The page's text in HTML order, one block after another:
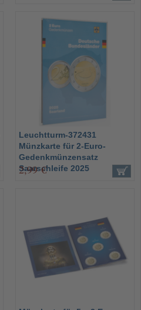
Leuchtturm-372431
Münzkarte für 2-Euro-
Gedenkmünzensatz
Saarschleife 2025
2,99 €